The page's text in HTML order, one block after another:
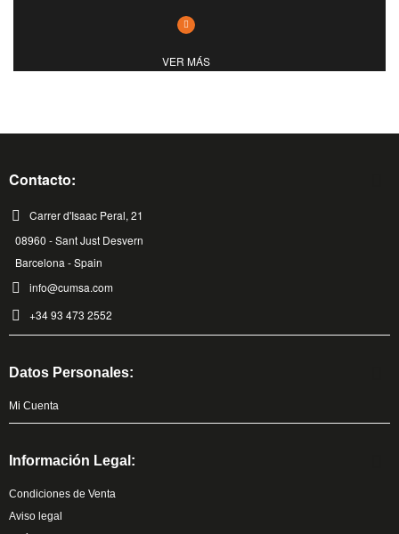
VER MÁS
Contacto:
Carrer d'Isaac Peral, 21
08960 - Sant Just Desvern
Barcelona - Spain
info@cumsa.com
+34 93 473 2552
Datos Personales:
Mi Cuenta
Información Legal:
Condiciones de Venta
Aviso legal